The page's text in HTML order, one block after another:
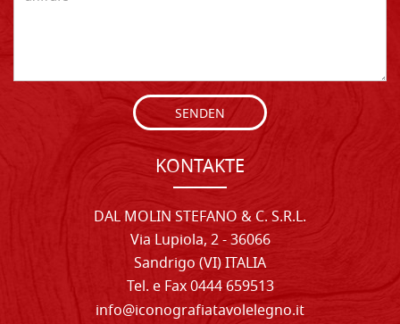
SENDEN
KONTAKTE
DAL MOLIN STEFANO & C. S.R.L.
Via Lupiola, 2 - 36066
Sandrigo (VI) ITALIA
Tel. e Fax 0444 659513
info@iconografiatavolelegno.it